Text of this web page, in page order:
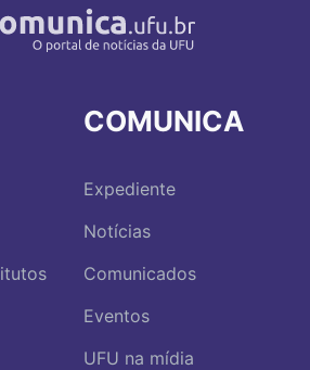
COMUNICA
Expediente
Notícias
Comunicados
Eventos
UFU na mídia